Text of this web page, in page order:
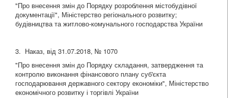
"Про внесення змін до Порядку розроблення містобудівної
документації", Міністерство регіонального розвитку;
будівництва та житлово-комунального господарства України
3. Наказ, від 31.07.2018, № 1070
"Про внесення змін до Порядку складання, затвердження та
контролю виконання фінансового плану суб'єкта
господарювання державного сектору економіки", Міністерство
економічного розвитку і торгівлі України